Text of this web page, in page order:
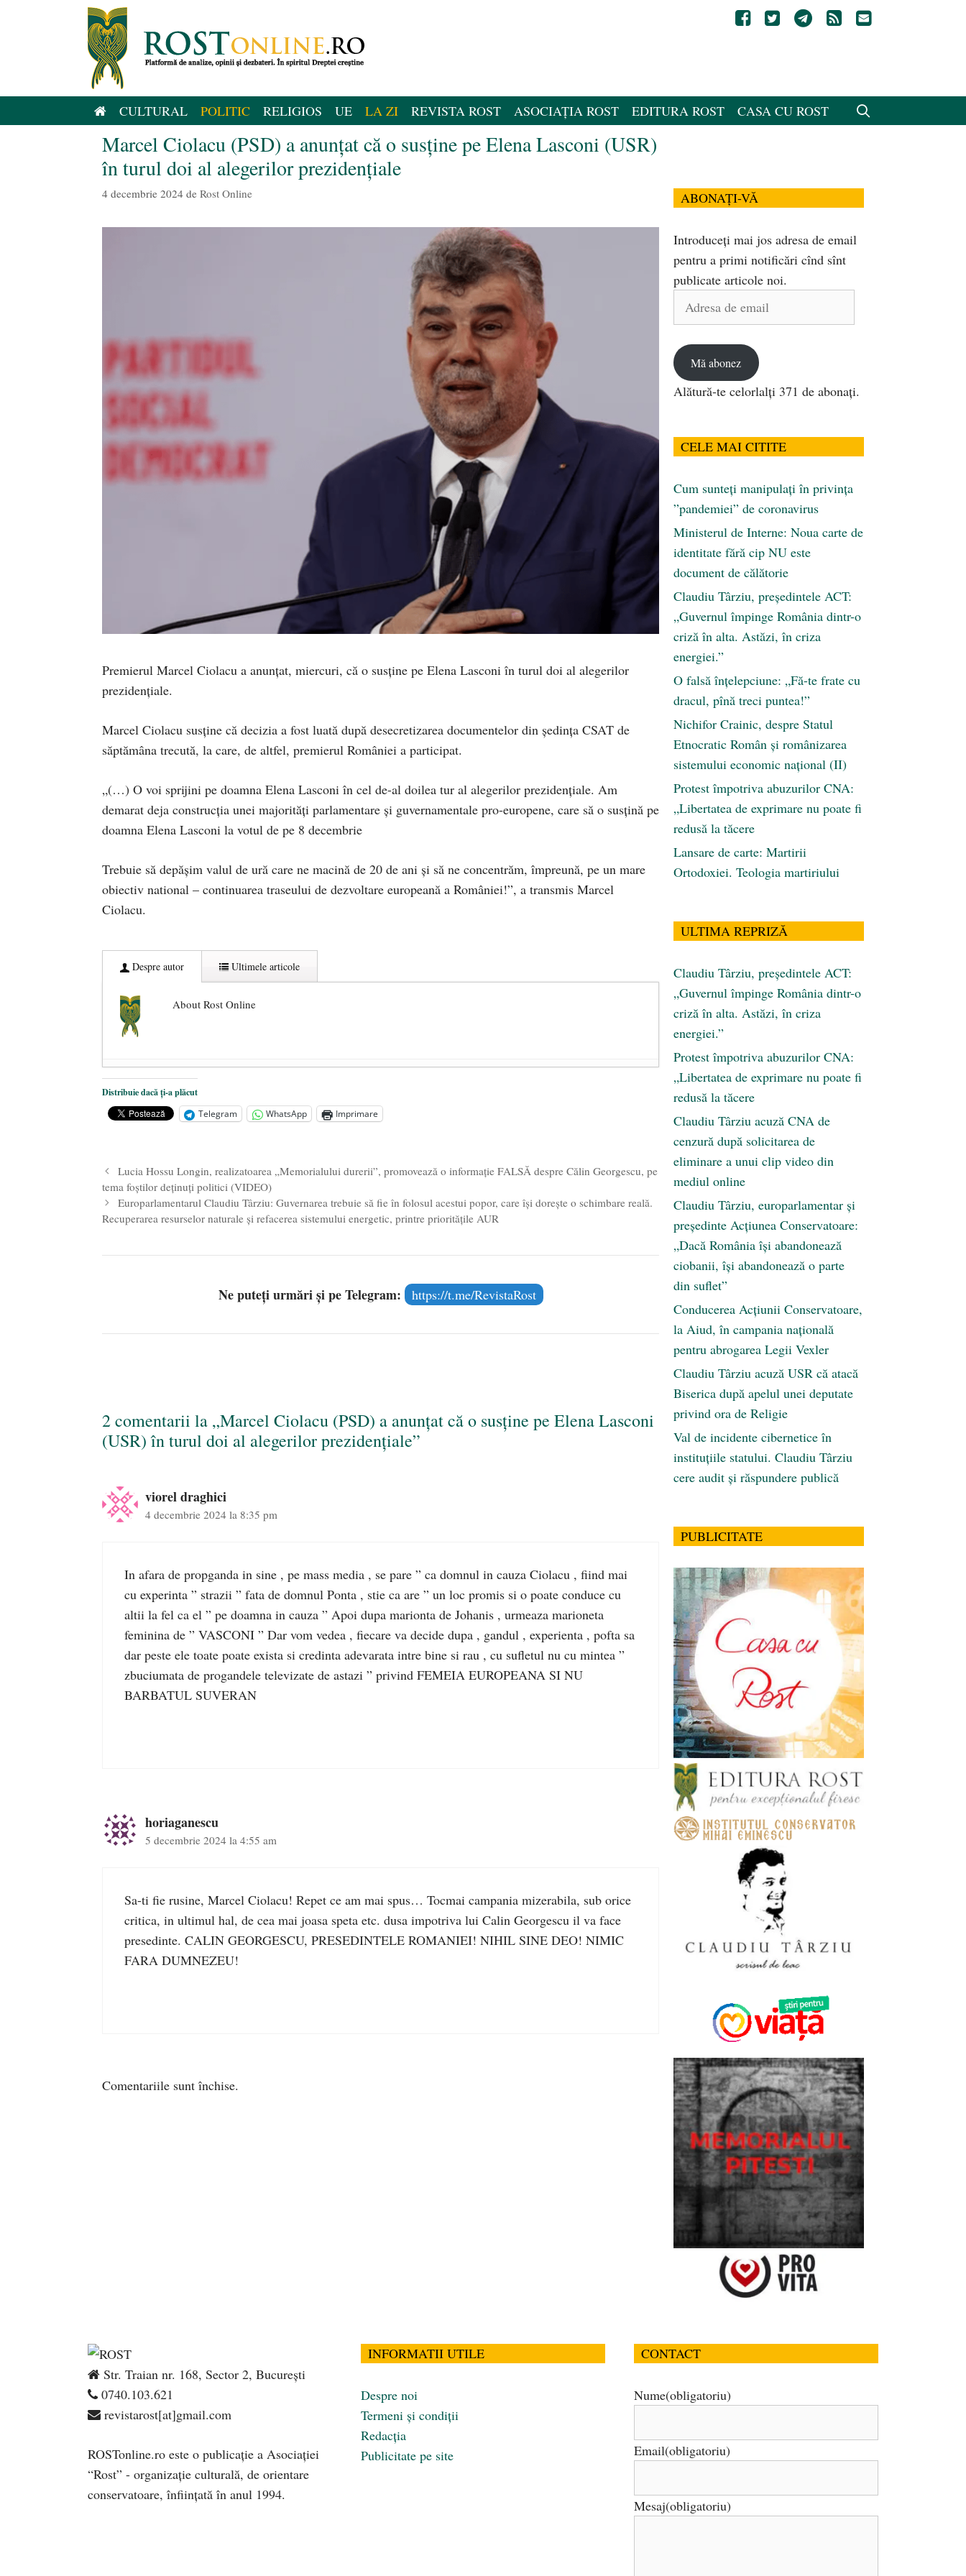
CULTURAL POLITIC RELIGIOS UE LA ZI REVISTA ROST ASOCIAȚIA ROST EDITURA ROST CASA CU ROST
Marcel Ciolacu (PSD) a anunțat că o susține pe Elena Lasconi (USR)
în turul doi al alegerilor prezidențiale
4 decembrie 2024 de Rost Online
Premierul Marcel Ciolacu a anunțat, miercuri, că o susține pe Elena Lasconi în turul doi al alegerilor
prezidențiale.
Marcel Ciolacu susține că decizia a fost luată după desecretizarea documentelor din ședința CSAT de
săptămâna trecută, la care, de altfel, premierul României a participat.
„(…) O voi sprijini pe doamna Elena Lasconi în cel de-al doilea tur al alegerilor prezidențiale. Am
demarat deja construcția unei majorități parlamentare și guvernamentale pro-europene, care să o susțină pe
doamna Elena Lasconi la votul de pe 8 decembrie
Trebuie să depășim valul de ură care ne macină de 20 de ani și să ne concentrăm, împreună, pe un mare
obiectiv national – continuarea traseului de dezvoltare europeană a României!”, a transmis Marcel
Ciolacu.
Despre autor Ultimele articole
About Rost Online
Dezvăluiri cutremurătoare despre președintele Ucrainei, Volodymyr Zelensky
Statul care servește Națiunea - 21 aprilie 2026
Legea Vexler produce efecte. Bustul poetului Octavian Goga, înlăturat din Iași
Distribuie dacă ți-a plăcut
Telegram
WhatsApp Imprimare
Lucia Hossu Longin, realizatoarea „Memorialului durerii”, promovează o informație FALSĂ despre Călin Georgescu, pe
tema foștilor deținuți politici (VIDEO)
Europarlamentarul Claudiu Târziu: Guvernarea trebuie să fie în folosul acestui popor, care își dorește o schimbare reală.
Recuperarea resurselor naturale și refacerea sistemului energetic, printre prioritățile AUR
Ne puteți urmări și pe Telegram: https://t.me/RevistaRost
2 comentarii la „Marcel Ciolacu (PSD) a anunțat că o susține pe Elena Lasconi
(USR) în turul doi al alegerilor prezidențiale”
viorel draghici
4 decembrie 2024 la 8:35 pm
In afara de propganda in sine , pe mass media , se pare ” ca domnul in cauza Ciolacu , fiind mai
cu experinta ” strazii ” fata de domnul Ponta , stie ca are ” un loc promis si o poate conduce cu
altii la fel ca el ” pe doamna in cauza ” Apoi dupa marionta de Johanis , urmeaza marioneta
feminina de ” VASCONI ” Dar vom vedea , fiecare va decide dupa , gandul , experienta , pofta sa
dar peste ele toate poate exista si credinta adevarata intre bine si rau , cu sufletul nu cu mintea ”
zbuciumata de progandele televizate de astazi ” privind FEMEIA EUROPEANA SI NU
BARBATUL SUVERAN
horiaganescu
5 decembrie 2024 la 4:55 am
Sa-ti fie rusine, Marcel Ciolacu! Repet ce am mai spus… Tocmai campania mizerabila, sub orice
critica, in ultimul hal, de cea mai joasa speta etc. dusa impotriva lui Calin Georgescu il va face
presedinte. CALIN GEORGESCU, PRESEDINTELE ROMANIEI! NIHIL SINE DEO! NIMIC
FARA DUMNEZEU!
Comentariile sunt închise.
ABONAȚI-VĂ
Introduceți mai jos adresa de email
pentru a primi notificări cînd sînt
publicate articole noi.
Adresa
Mă abonez
Alătură-te celorlalți 371 de abonați.
CELE MAI CITITE
Cum sunteți manipulați în privința
”pandemiei” de coronavirus
Ministerul de Interne: Noua carte de
identitate fără cip NU este
document de călătorie
Claudiu Târziu, președintele ACT:
„Guvernul împinge România dintr-o
criză în alta. Astăzi, în criza
energiei.”
O falsă înțelepciune: „Fă-te frate cu
dracul, pînă treci puntea!”
Nichifor Crainic, despre Statul
Etnocratic Român şi românizarea
sistemului economic naţional (II)
Protest împotriva abuzurilor CNA:
„Libertatea de exprimare nu poate fi
redusă la tăcere
Lansare de carte: Martirii
Ortodoxiei. Teologia martiriului
ULTIMA REPRIZĂ
Claudiu Târziu, președintele ACT:
„Guvernul împinge România dintr-o
criză în alta. Astăzi, în criza
energiei.”
Protest împotriva abuzurilor CNA:
„Libertatea de exprimare nu poate fi
redusă la tăcere
Claudiu Târziu acuză CNA de
cenzură după solicitarea de
eliminare a unui clip video din
mediul online
Claudiu Târziu, europarlamentar și
președinte Acțiunea Conservatoare:
„Dacă România își abandonează
ciobanii, își abandonează o parte
din suflet”
Conducerea Acțiunii Conservatoare,
la Aiud, în campania națională
pentru abrogarea Legii Vexler
Claudiu Târziu acuză USR că atacă
Biserica după apelul unei deputate
privind ora de Religie
Val de incidente cibernetice în
instituțiile statului. Claudiu Târziu
cere audit și răspundere publică
PUBLICITATE
Str. Traian nr. 168, Sector 2, București
0740.103.621
revistarost[at]gmail.com
ROSTonline.ro este o publicaţie a Asociaţiei
“Rost” - organizaţie culturală, de orientare
conservatoare, înfiinţată în anul 1994.
INFORMATII UTILE
Despre noi
Termeni și condiții
Redacția
Publicitate pe site
CONTACT
Nume(obligatoriu)
Email(obligatoriu)
Mesaj(obligatoriu)